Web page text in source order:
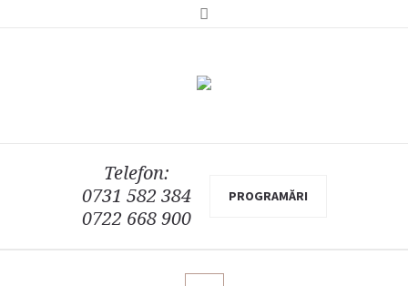
Telefon:
0731 582 384
0722 668 900
PROGRAMĂRI